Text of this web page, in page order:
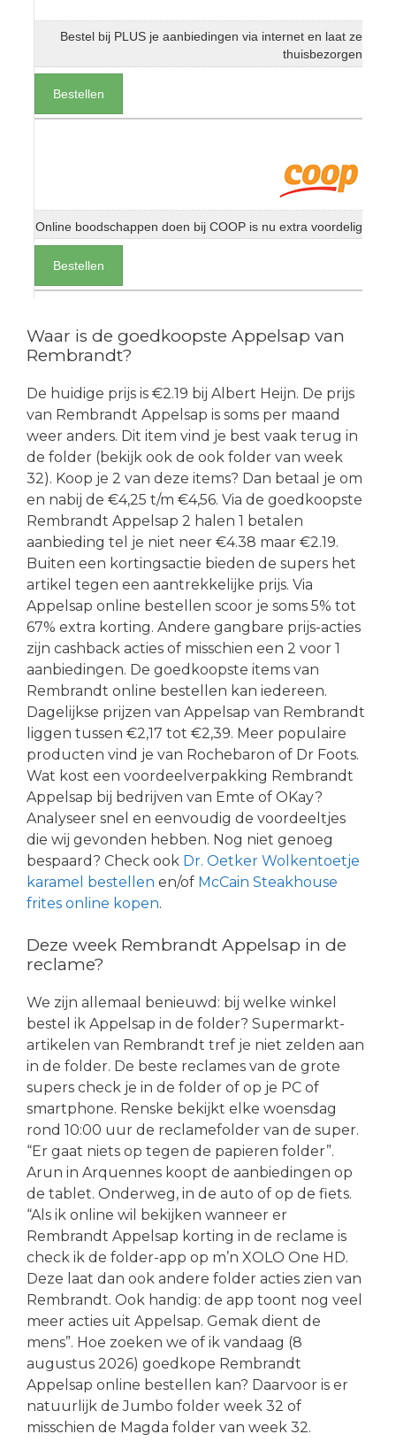
Bestel bij PLUS je aanbiedingen via internet en laat ze
thuisbezorgen
Bestellen
Online boodschappen doen bij COOP is nu extra voordelig
Bestellen
Waar is de goedkoopste Appelsap van
Rembrandt?
De huidige prijs is €2.19 bij Albert Heijn. De prijs
van Rembrandt Appelsap is soms per maand
weer anders. Dit item vind je best vaak terug in
de folder (bekijk ook de ook folder van week
32). Koop je 2 van deze items? Dan betaal je om
en nabij de €4,25 t/m €4,56. Via de goedkoopste
Rembrandt Appelsap 2 halen 1 betalen
aanbieding tel je niet neer €4.38 maar €2.19.
Buiten een kortingsactie bieden de supers het
artikel tegen een aantrekkelijke prijs. Via
Appelsap online bestellen scoor je soms 5% tot
67% extra korting. Andere gangbare prijs-acties
zijn cashback acties of misschien een 2 voor 1
aanbiedingen. De goedkoopste items van
Rembrandt online bestellen kan iedereen.
Dagelijkse prijzen van Appelsap van Rembrandt
liggen tussen €2,17 tot €2,39. Meer populaire
producten vind je van Rochebaron of Dr Foots.
Wat kost een voordeelverpakking Rembrandt
Appelsap bij bedrijven van Emte of OKay?
Analyseer snel en eenvoudig de voordeeltjes
die wij gevonden hebben. Nog niet genoeg
bespaard? Check ook Dr. Oetker Wolkentoetje
karamel bestellen en/of McCain Steakhouse
frites online kopen.
Deze week Rembrandt Appelsap in de
reclame?
We zijn allemaal benieuwd: bij welke winkel
bestel ik Appelsap in de folder? Supermarkt-
artikelen van Rembrandt tref je niet zelden aan
in de folder. De beste reclames van de grote
supers check je in de folder of op je PC of
smartphone. Renske bekijkt elke woensdag
rond 10:00 uur de reclamefolder van de super.
“Er gaat niets op tegen de papieren folder”.
Arun in Arquennes koopt de aanbiedingen op
de tablet. Onderweg, in de auto of op de fiets.
“Als ik online wil bekijken wanneer er
Rembrandt Appelsap korting in de reclame is
check ik de folder-app op m’n XOLO One HD.
Deze laat dan ook andere folder acties zien van
Rembrandt. Ook handig: de app toont nog veel
meer acties uit Appelsap. Gemak dient de
mens”. Hoe zoeken we of ik vandaag (8
augustus 2026) goedkope Rembrandt
Appelsap online bestellen kan? Daarvoor is er
natuurlijk de Jumbo folder week 32 of
misschien de Magda folder van week 32.